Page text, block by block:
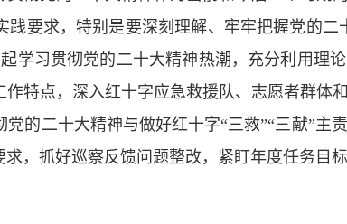
要求，特别是要深刻理解、牢牢把握党的
学习贯彻党的二十大精神热潮，充分利用理
特点，深入红十字应急救援队、志愿者群体
的二十大精神与做好红十字“三救”“三献”主
，抓好巡察反馈问题整改，紧盯年度任务目